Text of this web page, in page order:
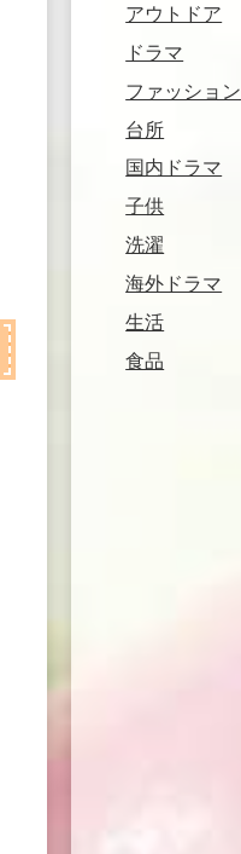
アウトドア
ドラマ
ファッション
台所
国内ドラマ
子供
洗濯
海外ドラマ
生活
食品